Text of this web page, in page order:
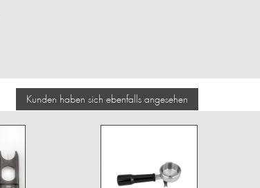
Kunden haben sich ebenfalls angesehen